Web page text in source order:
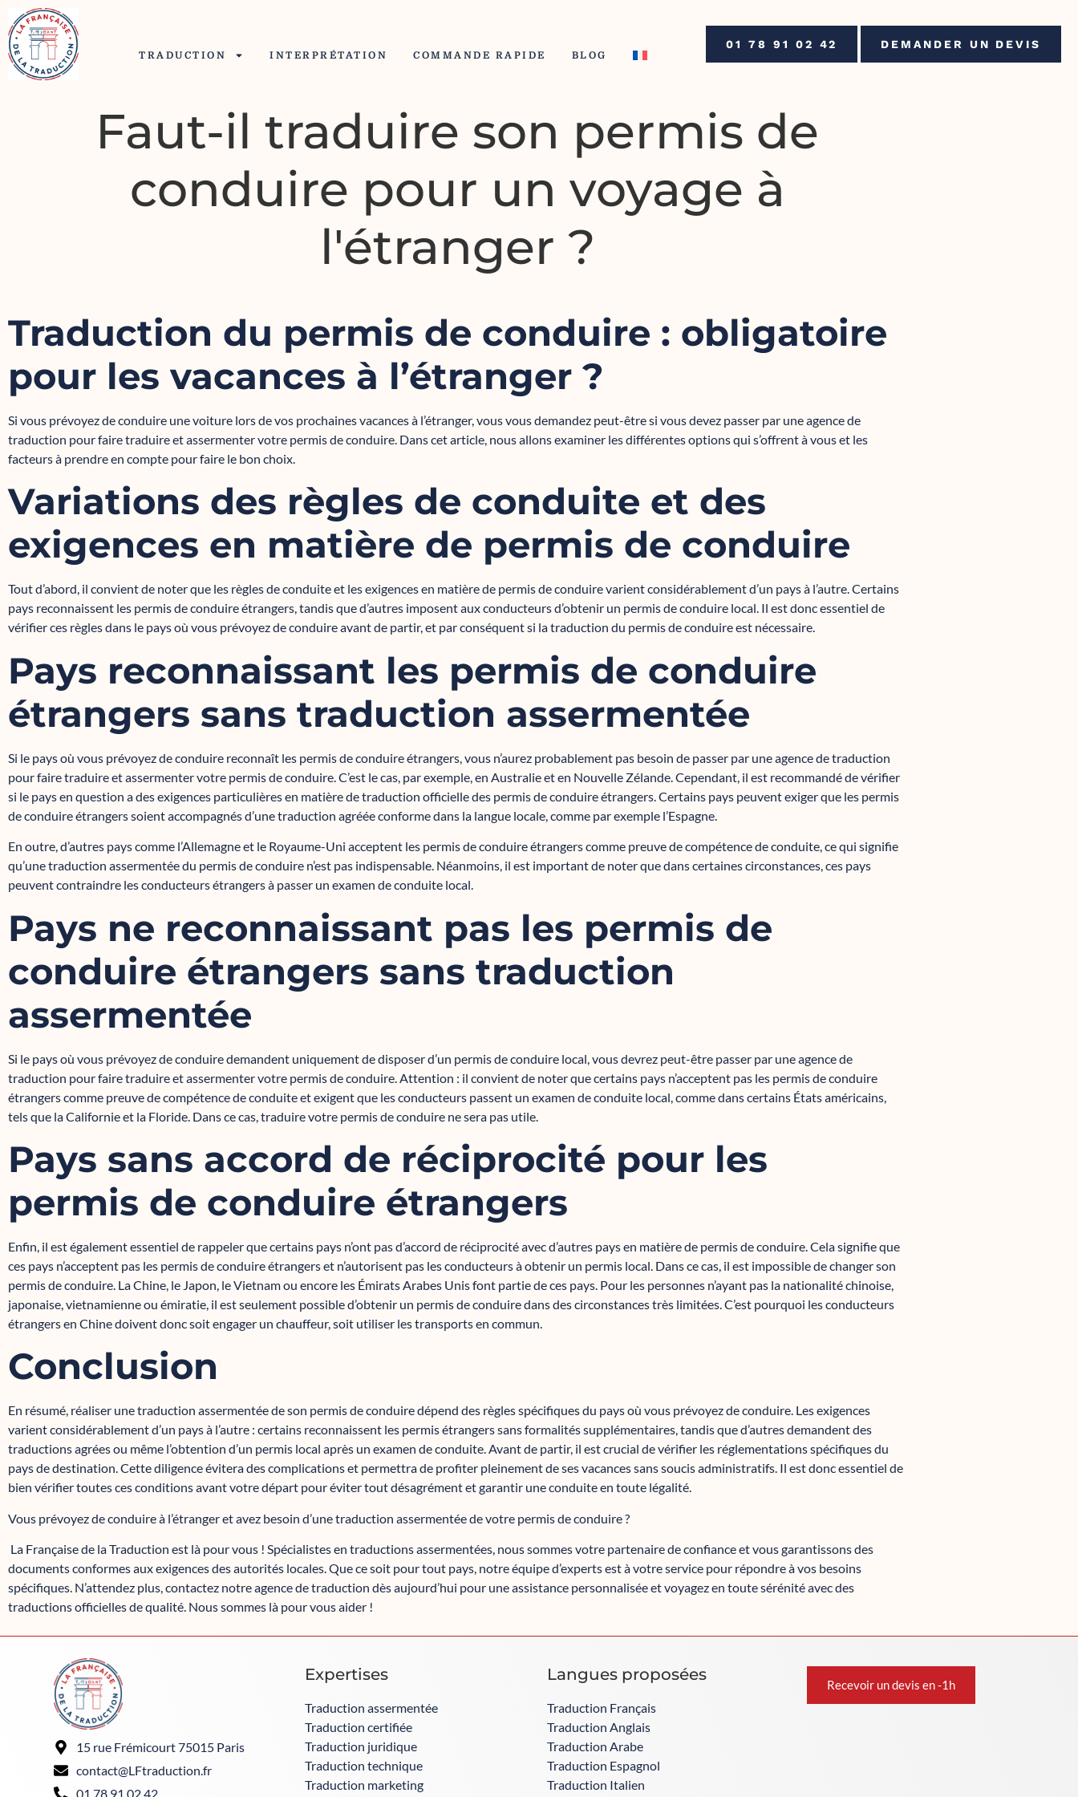
TRADUCTION INTERPRÉTATION COMMANDE RAPIDE BLOG
01 78 91 02 42 DEMANDER UN DEVIS
Faut-il traduire son permis de
conduire pour un voyage à
l'étranger ?
Traduction du permis de conduire : obligatoire
pour les vacances à l’étranger ?
Si vous prévoyez de conduire une voiture lors de vos prochaines vacances à l’étranger, vous vous demandez peut-être si vous devez passer par une agence de
traduction pour faire traduire et assermenter votre permis de conduire. Dans cet article, nous allons examiner les différentes options qui s’offrent à vous et les
facteurs à prendre en compte pour faire le bon choix.
Variations des règles de conduite et des
exigences en matière de permis de conduire
Tout d’abord, il convient de noter que les règles de conduite et les exigences en matière de permis de conduire varient considérablement d’un pays à l’autre. Certains
pays reconnaissent les permis de conduire étrangers, tandis que d’autres imposent aux conducteurs d’obtenir un permis de conduire local. Il est donc essentiel de
vérifier ces règles dans le pays où vous prévoyez de conduire avant de partir, et par conséquent si la traduction du permis de conduire est nécessaire.
Pays reconnaissant les permis de conduire
étrangers sans traduction assermentée
Si le pays où vous prévoyez de conduire reconnaît les permis de conduire étrangers, vous n’aurez probablement pas besoin de passer par une agence de traduction
pour faire traduire et assermenter votre permis de conduire. C’est le cas, par exemple, en Australie et en Nouvelle Zélande. Cependant, il est recommandé de vérifier
si le pays en question a des exigences particulières en matière de traduction officielle des permis de conduire étrangers. Certains pays peuvent exiger que les permis
de conduire étrangers soient accompagnés d’une traduction agréée conforme dans la langue locale, comme par exemple l’Espagne.
En outre, d’autres pays comme l’Allemagne et le Royaume-Uni acceptent les permis de conduire étrangers comme preuve de compétence de conduite, ce qui signifie
qu’une traduction assermentée du permis de conduire n’est pas indispensable. Néanmoins, il est important de noter que dans certaines circonstances, ces pays
peuvent contraindre les conducteurs étrangers à passer un examen de conduite local.
Pays ne reconnaissant pas les permis de
conduire étrangers sans traduction
assermentée
Si le pays où vous prévoyez de conduire demandent uniquement de disposer d’un permis de conduire local, vous devrez peut-être passer par une agence de
traduction pour faire traduire et assermenter votre permis de conduire. Attention : il convient de noter que certains pays n’acceptent pas les permis de conduire
étrangers comme preuve de compétence de conduite et exigent que les conducteurs passent un examen de conduite local, comme dans certains États américains,
tels que la Californie et la Floride. Dans ce cas, traduire votre permis de conduire ne sera pas utile.
Pays sans accord de réciprocité pour les
permis de conduire étrangers
Enfin, il est également essentiel de rappeler que certains pays n’ont pas d’accord de réciprocité avec d’autres pays en matière de permis de conduire. Cela signifie que
ces pays n’acceptent pas les permis de conduire étrangers et n’autorisent pas les conducteurs à obtenir un permis local. Dans ce cas, il est impossible de changer son
permis de conduire. La Chine, le Japon, le Vietnam ou encore les Émirats Arabes Unis font partie de ces pays. Pour les personnes n’ayant pas la nationalité chinoise,
japonaise, vietnamienne ou émiratie, il est seulement possible d’obtenir un permis de conduire dans des circonstances très limitées. C’est pourquoi les conducteurs
étrangers en Chine doivent donc soit engager un chauffeur, soit utiliser les transports en commun.
Conclusion
En résumé, réaliser une traduction assermentée de son permis de conduire dépend des règles spécifiques du pays où vous prévoyez de conduire. Les exigences
varient considérablement d’un pays à l’autre : certains reconnaissent les permis étrangers sans formalités supplémentaires, tandis que d’autres demandent des
traductions agrées ou même l’obtention d’un permis local après un examen de conduite. Avant de partir, il est crucial de vérifier les réglementations spécifiques du
pays de destination. Cette diligence évitera des complications et permettra de profiter pleinement de ses vacances sans soucis administratifs. Il est donc essentiel de
bien vérifier toutes ces conditions avant votre départ pour éviter tout désagrément et garantir une conduite en toute légalité.
Vous prévoyez de conduire à l’étranger et avez besoin d’une traduction assermentée de votre permis de conduire ?
La Française de la Traduction est là pour vous ! Spécialistes en traductions assermentées, nous sommes votre partenaire de confiance et vous garantissons des
documents conformes aux exigences des autorités locales. Que ce soit pour tout pays, notre équipe d’experts est à votre service pour répondre à vos besoins
spécifiques. N’attendez plus, contactez notre agence de traduction dès aujourd’hui pour une assistance personnalisée et voyagez en toute sérénité avec des
traductions officielles de qualité. Nous sommes là pour vous aider !
15 rue Frémicourt 75015 Paris
contact@LFtraduction.fr
01 78 91 02 42
Expertises
Traduction assermentée
Traduction certifiée
Traduction juridique
Traduction technique
Traduction marketing
Langues proposées​
Traduction Français
Traduction Anglais
Traduction Arabe
Traduction Espagnol
Traduction Italien
Recevoir un devis en -1h